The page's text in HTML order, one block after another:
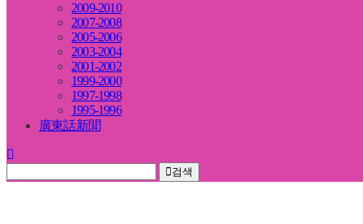
2009-2010
2007-2008
2005-2006
2003-2004
2001-2002
1999-2000
1997-1998
1995-1996
廣東話新聞
검색